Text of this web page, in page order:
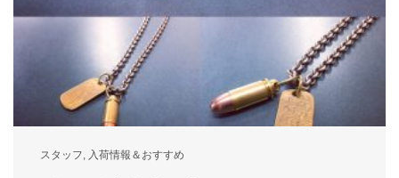
スタッフ, 入荷情報＆おすすめ